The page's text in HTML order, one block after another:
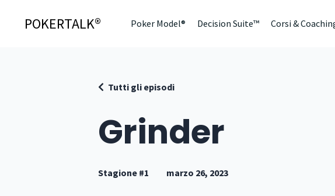
POKERTALK® Poker Model® Decision Suite™ Corsi &
Grinder
Tutti gli episodi
Stagione #1 marzo 26, 2023